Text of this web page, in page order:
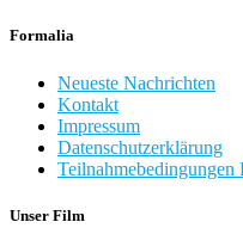
Formalia
Neueste Nachrichten
Kontakt
Impressum
Datenschutzerklärung
Unser Film